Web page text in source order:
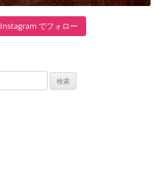
Instagram でフォロー